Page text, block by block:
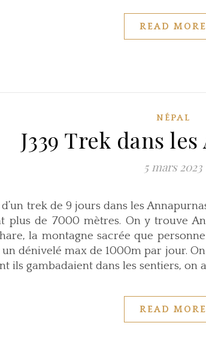
READ MORE
NÉPAL
J339 Trek dans
5 mars 2023
trek de 9 jours dans les
plus de 7000 mètres. On y trouve
la montagne sacrée que
dénivelé max de 1000m par jour.
ils gambadaient dans les sentiers, on
READ MORE